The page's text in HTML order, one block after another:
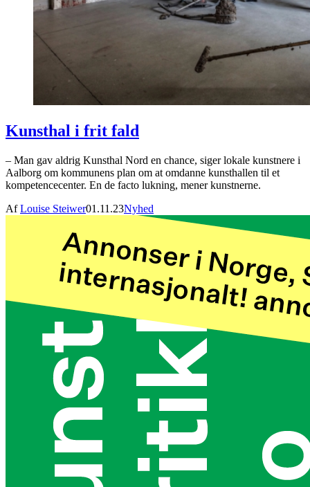
Kunsthal i frit fald
– Man gav aldrig Kunsthal Nord en chance, siger lokale kunstnere i
Aalborg om kommunens plan om at omdanne kunsthallen til et
kompetencecenter. En de facto lukning, mener kunstnerne.
AfLouise Steiwer01.11.23Nyhed